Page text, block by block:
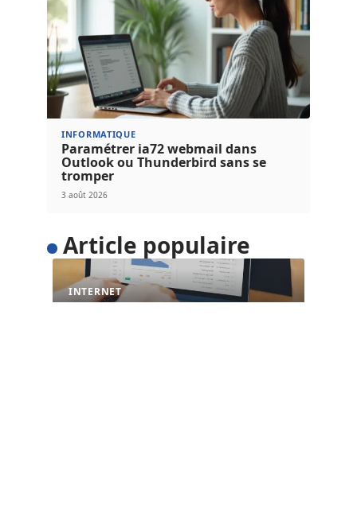
INFORMATIQUE
Paramétrer ia72 webmail dans
Outlook ou Thunderbird sans se
tromper
3 août 2026
Article populaire
INTERNET